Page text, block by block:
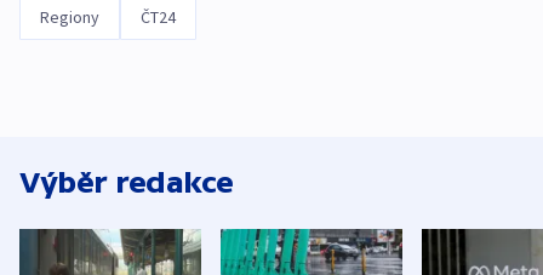
Regiony ČT24
Výběr redakce